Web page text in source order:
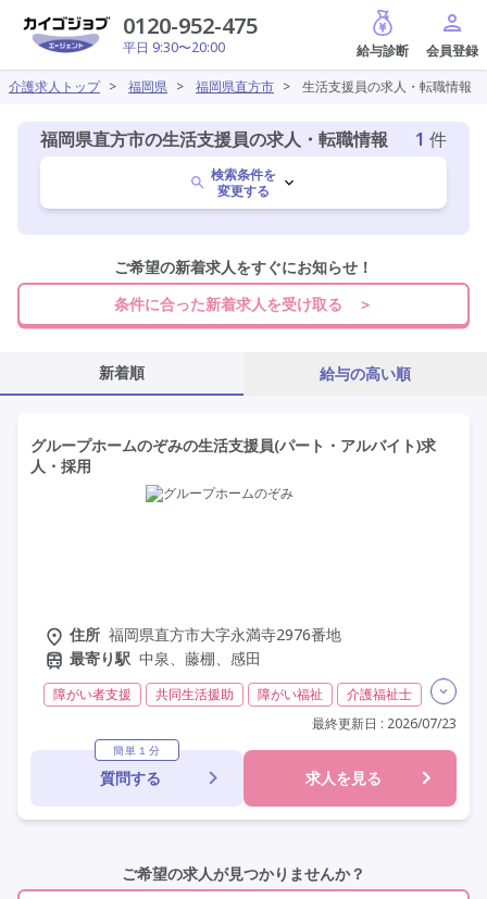
0120-952-475
平日 9:30〜20:00
給与診断
介護求人トップ > 福岡県 > 福岡県直方市 > 生活支援員の求人・転職情報
福岡県直方市の生活支援員の求人・転職情報 1 件
検索条件を
変更する
福岡県 変更
施設形態を選ぶ
ご希望の新着求人をすぐにお知らせ！
条件に合った新着求人を受け取る ＞
新着順 給与の高い順
グループホームのぞみの生活支援員(パート・アルバイト)求
人・採用
住所 福岡県直方市大字永満寺2976番地
最寄り駅 中泉、藤棚、感田
障がい者支援 共同生活援助 障がい福祉
介護福祉士
初任者研修(ヘルパー2級)
非常勤
定年60歳以上
定年65歳以上
車通勤可
最終更新日 : 2026/07/23
簡単１分
質問する 求人を見る
ご希望の求人が見つかりませんか？